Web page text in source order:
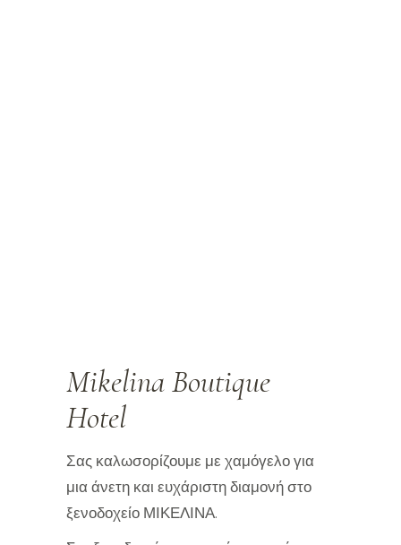
Mikelina Boutique
Hotel
Σας καλωσορίζουμε με χαμόγελο για
μια άνετη και ευχάριστη διαμονή στο
ξενοδοχείο ΜΙΚΕΛΙΝΑ.